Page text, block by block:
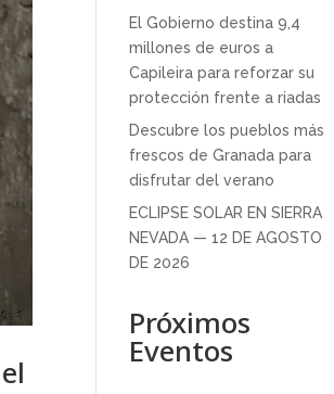
El Gobierno destina 9,4
millones de euros a
Capileira para reforzar su
protección frente a riadas
Descubre los pueblos más
frescos de Granada para
disfrutar del verano
ECLIPSE SOLAR EN SIERRA
NEVADA — 12 DE AGOSTO
DE 2026
Próximos
Eventos